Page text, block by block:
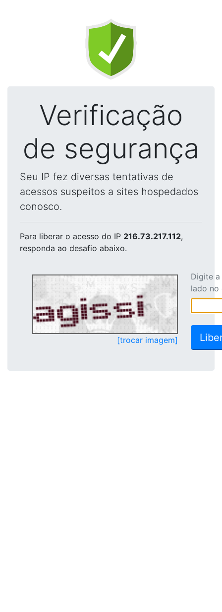
Verificação
de segurança
Seu IP fez diversas tentativas de
acessos suspeitos a sites hospedados
conosco.
Para liberar o acesso do IP 216.73.217.112,
responda ao desafio abaixo.
[trocar imagem]
Digite
lado no